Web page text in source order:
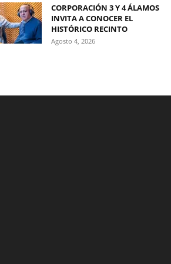
CORPORACIÓN 3 Y 4 ÁLAMOS
INVITA A CONOCER EL
HISTÓRICO RECINTO
Agosto 4, 2026